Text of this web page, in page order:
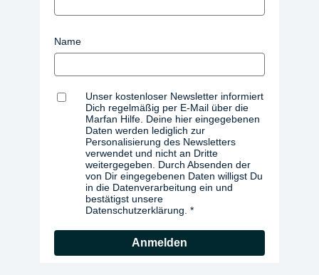
Name
Unser kostenloser Newsletter informiert
Dich regelmäßig per E-Mail über die
Marfan Hilfe. Deine hier eingegebenen
Daten werden lediglich zur
Personalisierung des Newsletters
verwendet und nicht an Dritte
weitergegeben. Durch Absenden der
von Dir eingegebenen Daten willigst Du
in die Datenverarbeitung ein und
bestätigst unsere
Datenschutzerklärung.
Anmelden